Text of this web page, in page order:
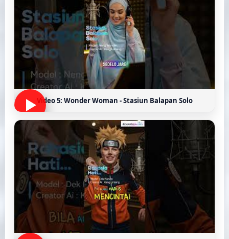
Video 5: Wonder Woman - Stasiun Balapan Solo